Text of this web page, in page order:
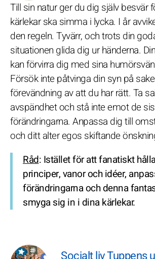
Till sin natur ger du dig själv besvär
kärlekar ska simma i lycka. I år
den regeln. Tyvärr, och trots din
situationen glida dig ur händerna.
kan förvirra dig med sina
Försök inte påtvinga din syn på
förevändning av att du har rätt. Ta
avspändhet och stå inte emot de
förändringarna. Anpassa dig till
och ditt alter egos skiftande
Råd: Istället för att fanatiskt
principer, vanor och idéer,
förändringarna och denna
smyga sig in i dina kärlekar.